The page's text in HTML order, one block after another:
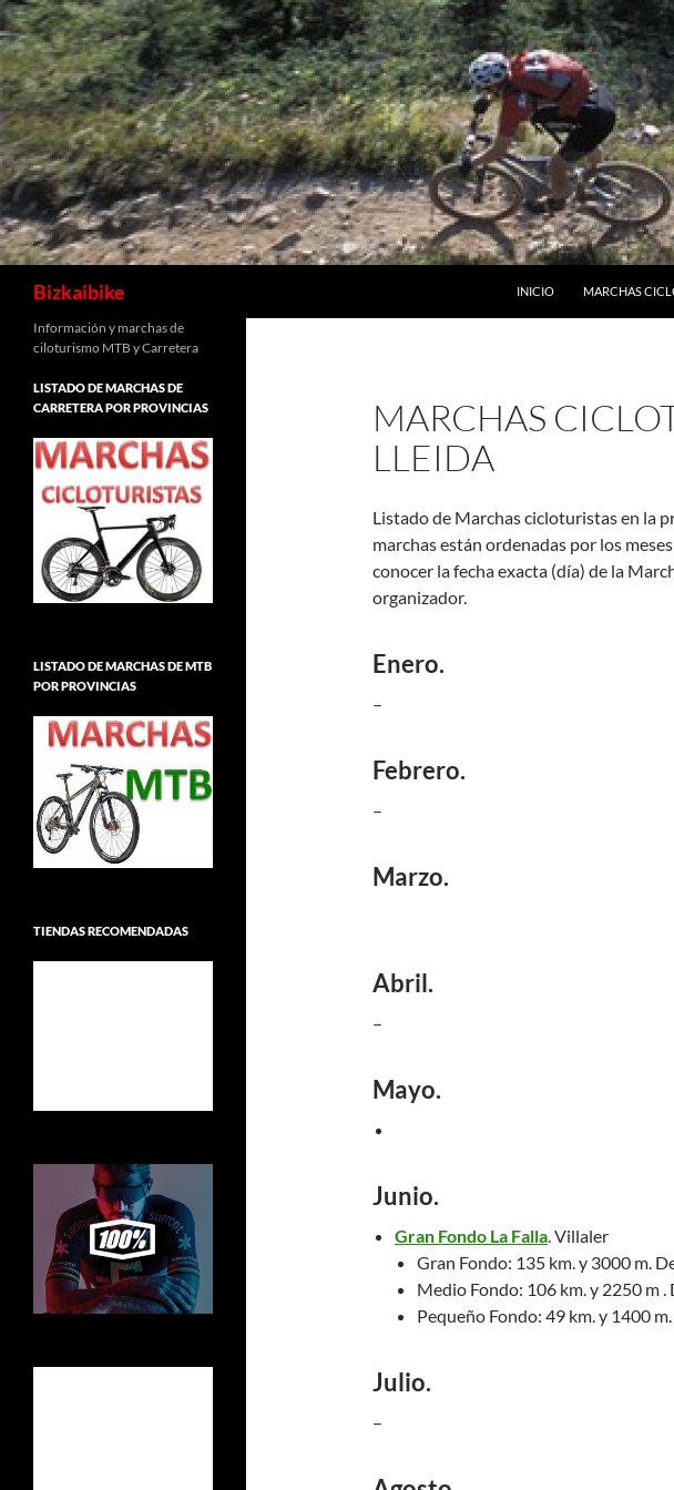
Bizkaibike
INICIO
MARCHAS
MARCHAS
LLEIDA
Listado de Marchas cicloturistas en la
marchas están ordenadas por los
conocer la fecha exacta (día) de la
organizador.
Enero.
–
Febrero.
–
Marzo.
Abril.
–
Mayo.
Junio.
Gran Fondo La Falla. Villaler
Gran Fondo: 135 km. y 3000 m.
Medio Fondo: 106 km. y 2250 m .
Pequeño Fondo: 49 km. y 1400
Julio.
–
Información y marchas de
ciloturismo MTB y Carretera
LISTADO DE MARCHAS DE
CARRETERA POR PROVINCIAS
LISTADO DE MARCHAS DE MTB
POR PROVINCIAS
TIENDAS RECOMENDADAS